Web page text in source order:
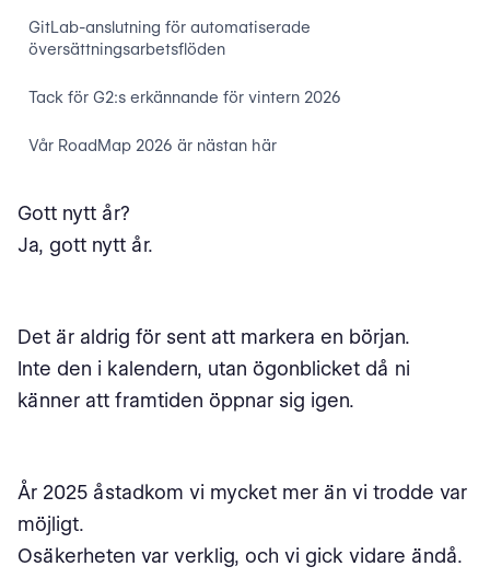
GitLab-anslutning för automatiserade
översättningsarbetsflöden
Tack för G2:s erkännande för vintern 2026
Vår RoadMap 2026 är nästan här
Gott nytt år?
Ja, gott nytt år.
Det är aldrig för sent att markera en början.
Inte den i kalendern, utan ögonblicket då ni
känner att framtiden öppnar sig igen.
År 2025 åstadkom vi mycket mer än vi trodde var
möjligt.
Osäkerheten var verklig, och vi gick vidare ändå.